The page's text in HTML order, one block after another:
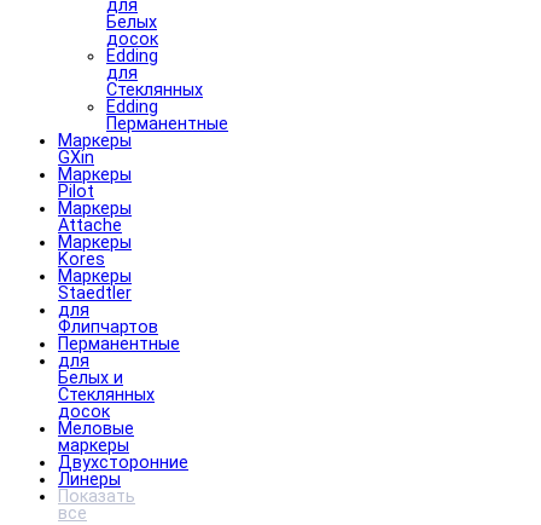
для
Белых
досок
Edding
для
Стеклянных
Edding
Перманентные
Маркеры
GXin
Маркеры
Pilot
Маркеры
Attache
Маркеры
Kores
Маркеры
Staedtler
для
Флипчартов
Перманентные
для
Белых и
Стеклянных
досок
Меловые
маркеры
Двухсторонние
Линеры
Показать
все